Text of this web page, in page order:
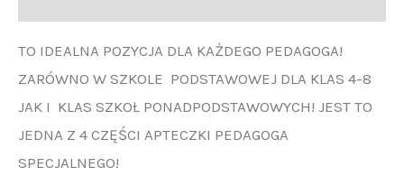
TO IDEALNA POZYCJA DLA KAŻDEGO PEDAGOGA!
ZARÓWNO W SZKOLE PODSTAWOWEJ DLA KLAS 4-8
JAK I KLAS SZKOŁ PONADPODSTAWOWYCH! JEST TO
JEDNA Z 4 CZĘŚCI APTECZKI PEDAGOGA
SPECJALNEGO!